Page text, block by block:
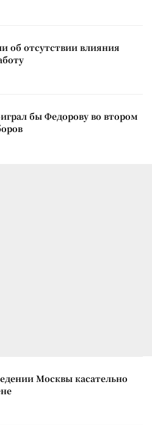
об отсутствии влияния
бы Федорову во втором
Москвы касательно